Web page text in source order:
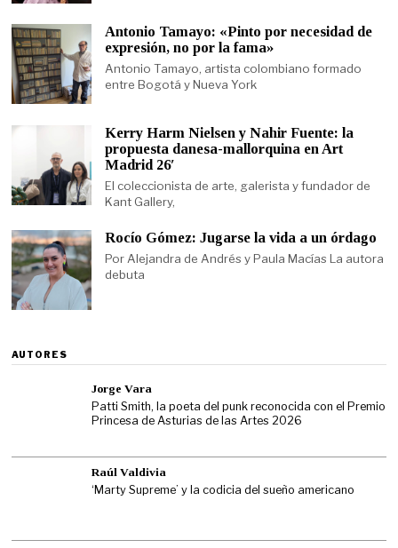
Antonio Tamayo: «Pinto por necesidad de
expresión, no por la fama»
Antonio Tamayo, artista colombiano formado
entre Bogotá y Nueva York
Kerry Harm Nielsen y Nahir Fuente: la
propuesta danesa-mallorquina en Art
Madrid 26′
El coleccionista de arte, galerista y fundador de
Kant Gallery,
Rocío Gómez: Jugarse la vida a un órdago
Por Alejandra de Andrés y Paula Macías La autora
debuta
AUTORES
Jorge Vara
Patti Smith, la poeta del punk reconocida con el Premio
Princesa de Asturias de las Artes 2026
Raúl Valdivia
‘Marty Supreme’ y la codicia del sueño americano